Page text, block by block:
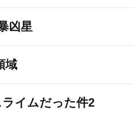
凶星
域
イムだった件2